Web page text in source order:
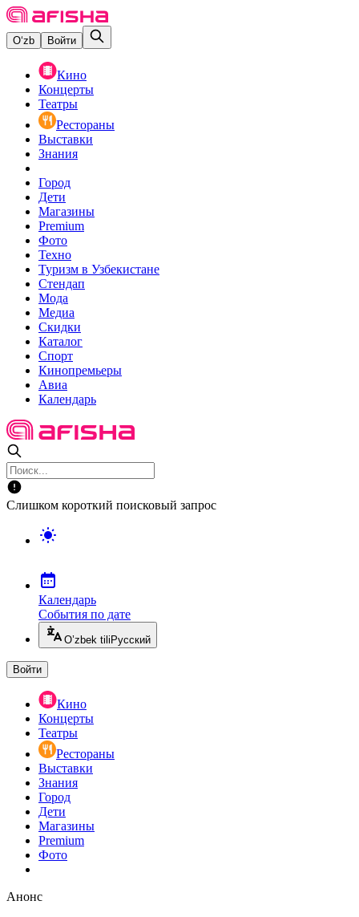
O‘zb Войти
Кино
Концерты
Театры
Рестораны
Выставки
Знания
Город
Дети
Магазины
Premium
Фото
Техно
Туризм в Узбекистане
Стендап
Мода
Медиа
Скидки
Каталог
Спорт
Кинопремьеры
Авиа
Календарь
Слишком короткий поисковый запрос
Календарь
События по дате
O’zbek tili Русский
Войти
Кино
Концерты
Театры
Рестораны
Выставки
Знания
Город
Дети
Магазины
Premium
Фото
Анонс